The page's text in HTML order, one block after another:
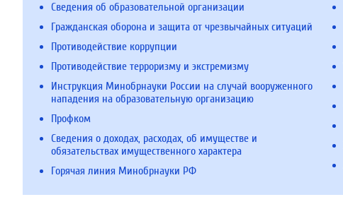
Сведения об образовательной организации
Гражданская оборона и защита от чрезвычайных ситуаций
Противодействие коррупции
Противодействие терроризму и экстремизму
Инструкция Минобрнауки России на случай вооруженного
нападения на образовательную организацию
Профком
Сведения о доходах, расходах, об имуществе и
обязательствах имущественного характера
Горячая линия Минобрнауки РФ